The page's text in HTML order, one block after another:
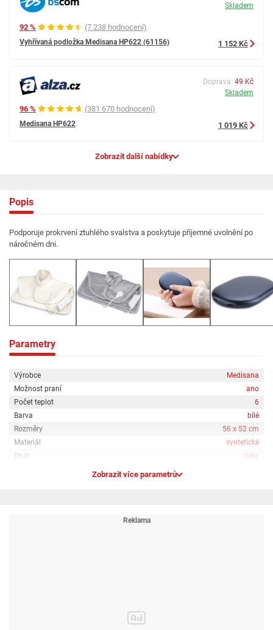
92 % (7 238 hodnocení)
Vyhřívaná podložka Medisana HP622 (61156)
Skladem
1 152 Kč
96 % (381 670 hodnocení)
Medisana HP622
Doprava: 49 Kč
Skladem
1 019 Kč
Zobrazit další nabídky
Popis
Podporuje prokrvení ztuhlého svalstva a poskytuje příjemné uvolnění po
náročném dni.
Parametry
Výrobce
Medisana
Možnost praní
ano
Počet teplot
6
Barva
bílé
Rozměry
56 x 52 cm
Materiál
syntetické
Druh
deky
Zobrazit více parametrů